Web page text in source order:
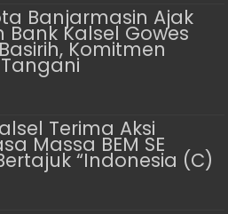
Banjarmasin Ajak
Bank Kalsel Gowes
Komitmen
Terima Aksi
Massa BEM SE
“Indonesia (C)